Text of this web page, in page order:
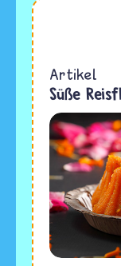
Hinduismus
Artikel
Süße